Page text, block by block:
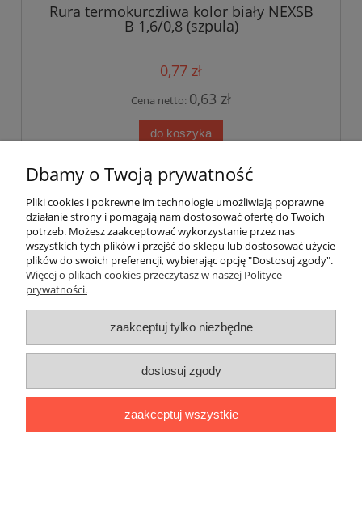
Rura termokurczliwa kolor biały NEXSB
B 1,6/0,8 (szpula)
0,77 zł
Cena netto: 0,63 zł
do koszyka
Rura termokurczliwa kolor biały NEXSB
B 12,7/6,4
2,80 zł
Dbamy o Twoją prywatność
Pliki cookies i pokrewne im technologie umożliwiają poprawne
działanie strony i pomagają nam dostosować ofertę do Twoich
potrzeb. Możesz zaakceptować wykorzystanie przez nas
wszystkich tych plików i przejść do sklepu lub dostosować użycie
plików do swoich preferencji, wybierając opcję "Dostosuj zgody".
Więcej o plikach cookies przeczytasz w naszej Polityce
prywatności.
zaakceptuj tylko niezbędne
dostosuj zgody
zaakceptuj wszystkie